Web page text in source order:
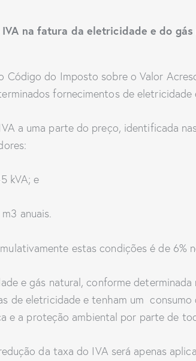
na fatura da eletricidade e do
do Imposto sobre o Valor
fornecimentos de eletricidade
a uma parte do preço, identificada
kVA; e
anuais.
estas condições é de 6%
e gás natural, conforme
eletricidade e tenham um
e a proteção ambiental por parte de
da taxa do IVA será apenas